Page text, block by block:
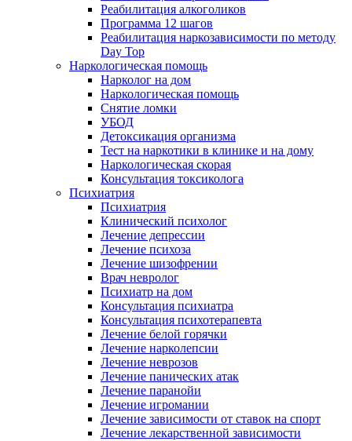
Реабилитация алкоголиков
Программа 12 шагов
Реабилитация наркозависимости по методу
Day Top
Наркологическая помощь
Нарколог на дом
Наркологическая помощь
Снятие ломки
УБОД
Детоксикация организма
Тест на наркотики в клинике и на дому
Наркологическая скорая
Консультация токсиколога
Психиатрия
Психиатрия
Клинический психолог
Лечение депрессии
Лечение психоза
Лечение шизофрении
Врач невролог
Психиатр на дом
Консультация психиатра
Консультация психотерапевта
Лечение белой горячки
Лечение нарколепсии
Лечение неврозов
Лечение панических атак
Лечение паранойи
Лечение игромании
Лечение зависимости от ставок на спорт
Лечение лекарственной зависимости